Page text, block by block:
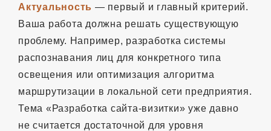
Актуальность — первый и главный критерий.
Ваша работа должна решать существующую
проблему. Например, разработка системы
распознавания лиц для конкретного типа
освещения или оптимизация алгоритма
маршрутизации в локальной сети предприятия.
Тема «Разработка сайта-визитки» уже давно
не считается достаточной для уровня